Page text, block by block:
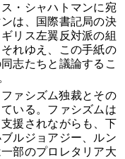
・シャハトマンに宛
は、国際書記局の決
リス左翼反対派の組
れゆえ、この手紙の
志たちと議論するこ
ァシズム独裁とその
いる。ファシズムは
援されながらも、下
ルジョアジー、ルン
部のプロレタリア大